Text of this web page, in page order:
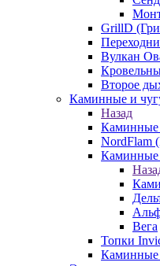
GrillD
Вулкан
Второе
Каминные и
Назад
Каминные
NordFlam
Вега
Топки
Каминные